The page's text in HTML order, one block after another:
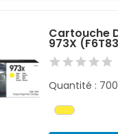
Cartouche
973X
Quantité :